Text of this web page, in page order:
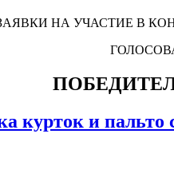
НА УЧАСТИЕ В
курток и пальто